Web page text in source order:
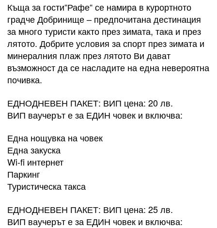
Къща за гости“Рафе“ се намира в курортното
градче Добринище – предпочитана дестинация
за много туристи както през зимата, така и през
лятото. Добрите условия за спорт през зимата и
минералния плаж през лятото Ви дават
възможност да се насладите на една невероятна
почивка.
ЕДНОДНЕВЕН ПАКЕТ: ВИП цена: 20 лв.
ВИП ваучерът е за ЕДИН човек и включва:
Една нощувка на човек
Една закуска
Wi-fi интернет
Паркинг
Туристическа такса
​ЕДНОДНЕВЕН ПАКЕТ: ВИП цена: 25 лв.
ВИП ваучерът е за ЕДИН човек и включва: